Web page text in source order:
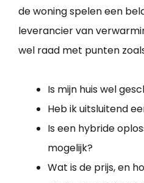
de woning spelen een
leverancier van
wel raad met punten
Is mijn huis wel
Heb ik uitsluitend
Is een hybride
mogelijk?
Wat is de prijs, en